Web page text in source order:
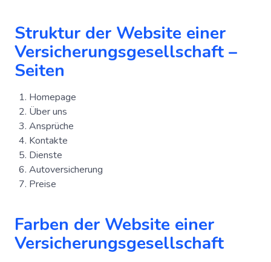
Struktur der Website einer
Versicherungsgesellschaft –
Seiten
Homepage
Über uns
Ansprüche
Kontakte
Dienste
Autoversicherung
Preise
Farben der Website einer
Versicherungsgesellschaft